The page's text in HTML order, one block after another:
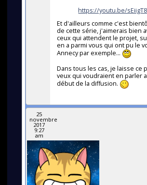
https://youtu.be/
Et d'ailleurs comme c'est
de cette série, j'aimerais bien
ceux qui attendent le projet,
en a parmi vous qui ont pu le
Annecy par exemple...
Dans tous les cas, je laisse ce
veux qui voudraient en parler
début de la diffusion.
25
novembre
2017
9:27
am